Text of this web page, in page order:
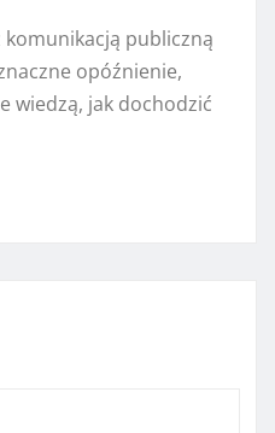
publiczną
opóźnienie,
wiedzą, jak dochodzić